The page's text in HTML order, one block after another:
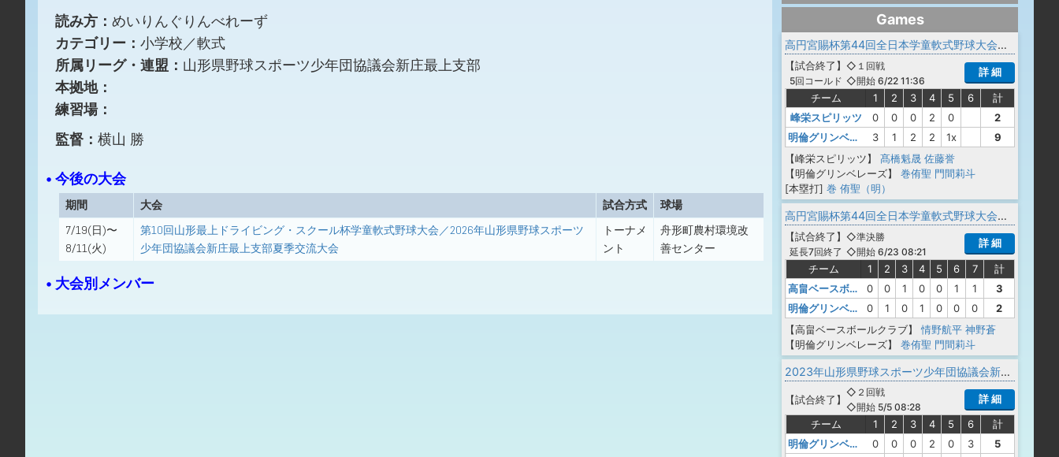
読み方： めいりんぐりんべれーず
カテゴリー： 小学校／軟式
所属リーグ・連盟： 山形県野球スポーツ少年団協議会新庄最上支部
本拠地：
練習場：
監督： 横山 勝
• 今後の大会
期間 大会 試合方式
球場
7/19(日)〜
8/11(火)
第10回山形最上ドライビング・スクール杯学童軟式野球大会／2026年山形県野球スポーツ
少年団協議会新庄最上支部夏季交流大会
トーナメ
ント
舟形町農村環境改
善センター
• 大会別メンバー
Games
高円宮賜杯第44回全日本学童軟式野球大会 マクドナルドトーナメント 山形県予選会
【試合終了 】
5回コールド
◇１回戦
◇開始 6/22 11:36
詳 細
チーム 1 2 3 4 5 6
計
峰栄スピリッツ
0 0 0 2 0
2
明倫グリンベレーズ
3 1 2 2 1x
9
【峰栄スピリッツ】
髙橋魁晟 佐藤誉
【明倫グリンベレーズ】
巻侑聖 門間莉斗
[本塁打] 巻 侑聖（明）
高円宮賜杯第44回全日本学童軟式野球大会 マクドナルドトーナメント 山形県予選会
【試合終了 】
延長7回終了
◇準決勝
◇開始 6/23 08:21
詳 細
チーム 1 2 3 4 5 6 7
計
高畠ベースボールクラブ
0 0 1 0 0 1 1
3
明倫グリンベレーズ
0 1 0 1 0 0 0
2
【高畠ベースボールクラブ】
情野航平 神野蒼
【明倫グリンベレーズ】
巻侑聖 門間莉斗
2023年山形県野球スポーツ少年団協議会新庄最上支部春季交流大会
【試合終了 】
◇２回戦
◇開始 5/5 08:28
詳 細
チーム 1 2 3 4 5 6
計
明倫グリンベレーズ
0 0 0 2 0 3 5